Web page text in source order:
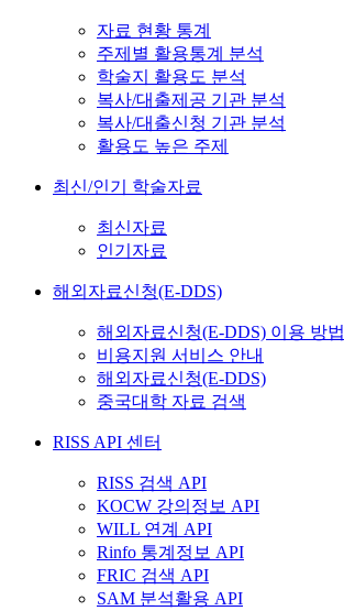
자료 현황 통계
주제별 활용통계 분석
학술지 활용도 분석
복사/대출제공 기관 분석
복사/대출신청 기관 분석
활용도 높은 주제
최신/인기 학술자료
최신자료
인기자료
해외자료신청(E-DDS)
해외자료신청(E-DDS) 이용 방법
비용지원 서비스 안내
해외자료신청(E-DDS)
중국대학 자료 검색
RISS API 센터
RISS 검색 API
KOCW 강의정보 API
WILL 연계 API
Rinfo 통계정보 API
FRIC 검색 API
SAM 분석활용 API